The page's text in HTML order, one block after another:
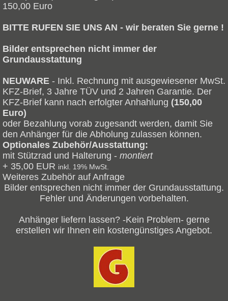
150,00 Euro
BITTE RUFEN SIE UNS AN - wir beraten Sie gerne !
Bilder entsprechen nicht immer der
Grundausstattung
NEUWARE - Inkl. Rechnung mit ausgewiesener MwSt.
KFZ-Brief, 3 Jahre TÜV und 2 Jahren Garantie. Der
KFZ-Brief kann nach erfolgter Anhahlung (150,00
Euro)
oder Bezahlung vorab zugesandt werden, damit Sie
den Anhänger für die Abholung zulassen können.
Optionales Zubehör/Ausstattung:
mit Stützrad und Halterung - montiert
+ 35,00 EUR inkl. 19% MwSt.
Weiteres Zubehör auf Anfrage
Bilder entsprechen nicht immer der Grundausstattung.
Fehler und Änderungen vorbehalten.
Anhänger liefern lassen? -Kein Problem- gerne
erstellen wir Ihnen ein kostengünstiges Angebot.